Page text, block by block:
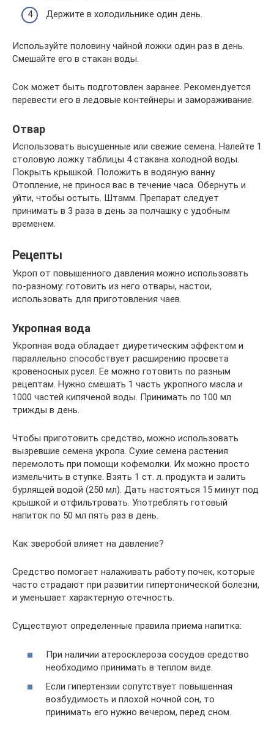
Держите в холодильнике один день.
Используйте половину чайной ложки один раз в день.
Смешайте его в стакан воды.
Сок может быть подготовлен заранее. Рекомендуется
перевести его в ледовые контейнеры и замораживание.
Отвар
Использовать высушенные или свежие семена. Налейте 1
столовую ложку таблицы 4 стакана холодной воды.
Покрыть крышкой. Положить в водяную ванну.
Отопление, не принося вас в течение часа. Обернуть и
уйти, чтобы остыть. Штамм. Препарат следует
принимать в 3 раза в день за полчашку с удобным
временем.
Рецепты
Укроп от повышенного давления можно использовать
по-разному: готовить из него отвары, настои,
использовать для приготовления чаев.
Укропная вода
Укропная вода обладает диуретическим эффектом и
параллельно способствует расширению просвета
кровеносных русел. Ее можно готовить по разным
рецептам. Нужно смешать 1 часть укропного масла и
1000 частей кипяченой воды. Принимать по 100 мл
трижды в день.
Чтобы приготовить средство, можно использовать
вызревшие семена укропа. Сухие семена растения
перемолоть при помощи кофемолки. Их можно просто
измельчить в ступке. Взять 1 ст. л. продукта и залить
бурлящей водой (250 мл). Дать настояться 15 минут под
крышкой и отфильтровать. Употреблять готовый
напиток по 50 мл пять раз в день.
Как зверобой влияет на давление?
Средство помогает налаживать работу почек, которые
часто страдают при развитии гипертонической болезни,
и уменьшает характерную отечность.
Существуют определенные правила приема напитка:
При наличии атеросклероза сосудов средство
необходимо принимать в теплом виде.
Если гипертензии сопутствует повышенная
возбудимость и плохой ночной сон, то
принимать его нужно вечером, перед сном.